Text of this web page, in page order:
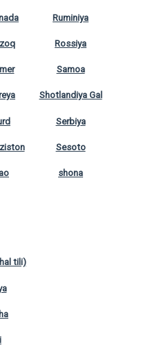
Ruminiya
Rossiya
Samoa
Shotlandiya Gal
Serbiya
Sesoto
shona
tili)